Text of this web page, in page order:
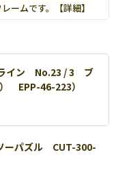
ームです。【詳細】
イン No.23 / 3 ブ
EPP-46-223）
ーパズル CUT-300-